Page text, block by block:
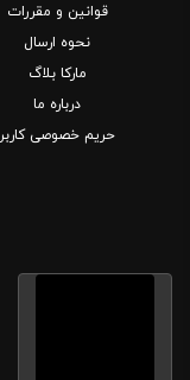
قوانین و مقررات
نحوه ارسال
مارکا بلاگ
درباره ما
حریم خصوصی کاربر